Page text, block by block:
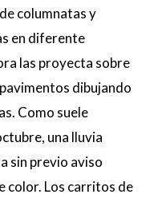
columnatas y
en diferente
las proyecta sobre
dibujando
Como suele
una lluvia
sin previo aviso
color. Los carritos de